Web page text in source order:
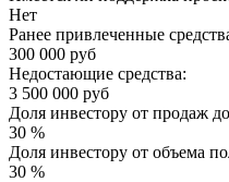
Нет
Ранее привлеченные
300 000 руб
Недостающие средства:
3 500 000 руб
Доля инвестору от продаж
30 %
Доля инвестору от объема
30 %